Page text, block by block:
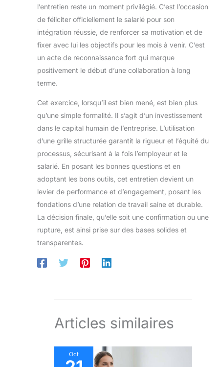
l’entretien reste un moment privilégié. C’est l’occasion
de féliciter officiellement le salarié pour son
intégration réussie, de renforcer sa motivation et de
fixer avec lui les objectifs pour les mois à venir. C’est
un acte de reconnaissance fort qui marque
positivement le début d’une collaboration à long
terme.
Cet exercice, lorsqu’il est bien mené, est bien plus
qu’une simple formalité. Il s’agit d’un investissement
dans le capital humain de l’entreprise. L’utilisation
d’une grille structurée garantit la rigueur et l’équité du
processus, sécurisant à la fois l’employeur et le
salarié. En posant les bonnes questions et en
adoptant les bons outils, cet entretien devient un
levier de performance et d’engagement, posant les
fondations d’une relation de travail saine et durable.
La décision finale, qu’elle soit une confirmation ou une
rupture, est ainsi prise sur des bases solides et
transparentes.
Articles similaires
Oct